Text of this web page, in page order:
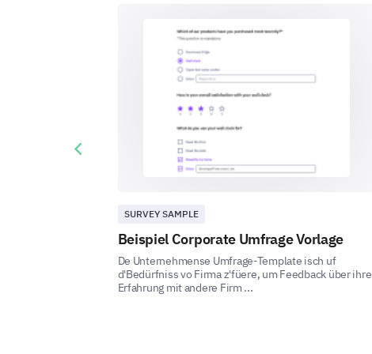
SURVEY SAMPLE
Beispiel Corporate Umfrage Vorlage
De Unternehmense Umfrage-Template isch uf
d'Bedürfniss vo Firma z'füere, um Feedback über ihre
Erfahrung mit andere Firm ...
Previous slide